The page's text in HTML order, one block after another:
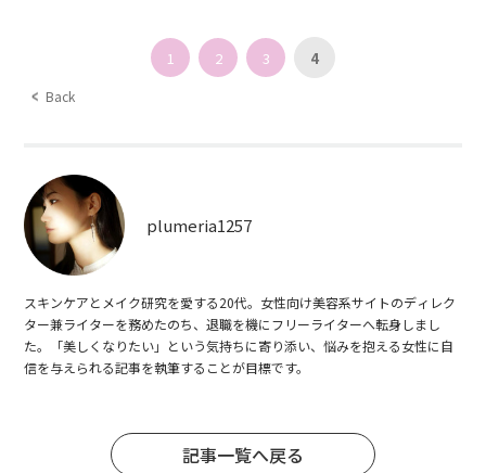
Back
1 2 3 4
plumeria1257
スキンケアとメイク研究を愛する20代。女性向け美容系サイトのディレク
ター兼ライターを務めたのち、退職を機にフリーライターへ転身しまし
た。「美しくなりたい」という気持ちに寄り添い、悩みを抱える女性に自
信を与えられる記事を執筆することが目標です。
記事一覧へ戻る